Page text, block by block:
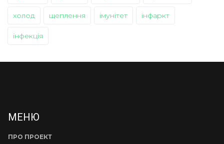
холод щеплення імунітет інфаркт
інфекція
МЕНЮ
ПРО ПРОЕКТ